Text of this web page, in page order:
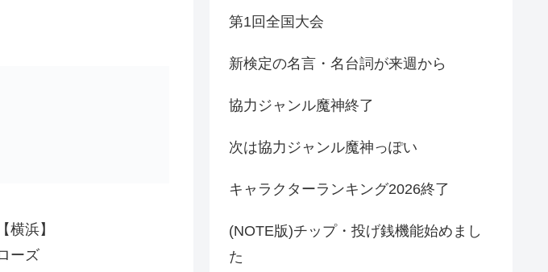
【横浜】
ーズ
第1回全国大会
新検定の名言・名台詞が来週から
協力ジャンル魔神終了
次は協力ジャンル魔神っぽい
キャラクターランキング2026終了
(NOTE版)チップ・投げ銭機能始めまし
た